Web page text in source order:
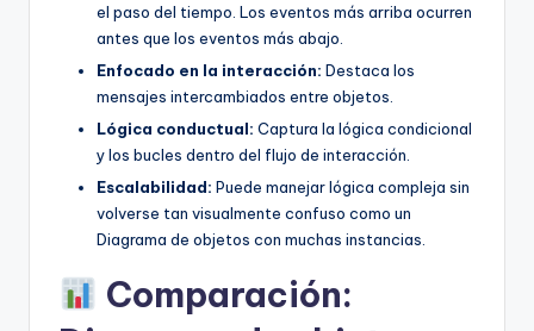
el paso del tiempo. Los eventos más arriba ocurren
antes que los eventos más abajo.
Enfocado en la interacción: Destaca los
mensajes intercambiados entre objetos.
Lógica conductual: Captura la lógica condicional
y los bucles dentro del flujo de interacción.
Escalabilidad: Puede manejar lógica compleja sin
volverse tan visualmente confuso como un
Diagrama de objetos con muchas instancias.
Comparación: